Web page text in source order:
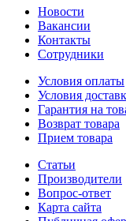
Новости
Вакансии
Контакты
Сотрудники
Условия оплаты
Условия
Гарантия на
Возврат товара
Прием товара
Статьи
Производители
Вопрос-ответ
Карта сайта